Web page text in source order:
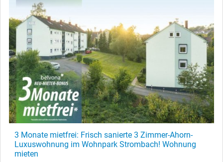
3 Monate mietfrei: Frisch sanierte 3 Zimmer-Ahorn-
Luxuswohnung im Wohnpark Strombach! Wohnung
mieten